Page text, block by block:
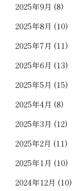
2025年9月 (8)
2025年8月 (10)
2025年7月 (11)
2025年6月 (13)
2025年5月 (15)
2025年4月 (8)
2025年3月 (12)
2025年2月 (11)
2025年1月 (10)
2024年12月 (10)